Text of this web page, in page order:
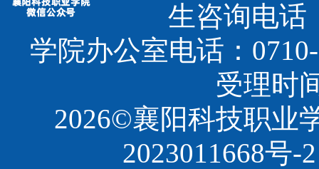
生咨询电话
学院办公室电话：
受理时
2026©襄阳科技职
2023011668号-2